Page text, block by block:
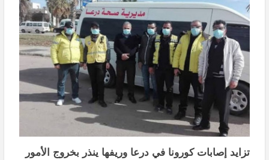
تزايد إصابات كورونا في درعا وريفها ينذر بخروج الأمور